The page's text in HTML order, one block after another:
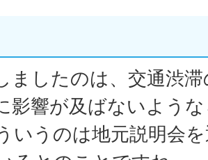
ましたのは、交通渋
影響が及ばないよう
いうのは地元説明会